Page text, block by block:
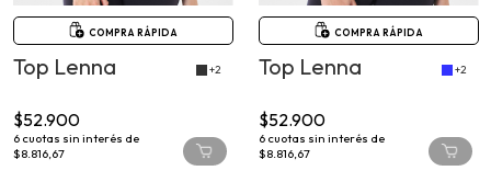
COMPRA RÁPIDA
Top Lenna
6cuotas sin interés de
$8.816,67
COMPRA RÁPIDA
Top Lenna
6cuotas sin interés de
$8.816,67